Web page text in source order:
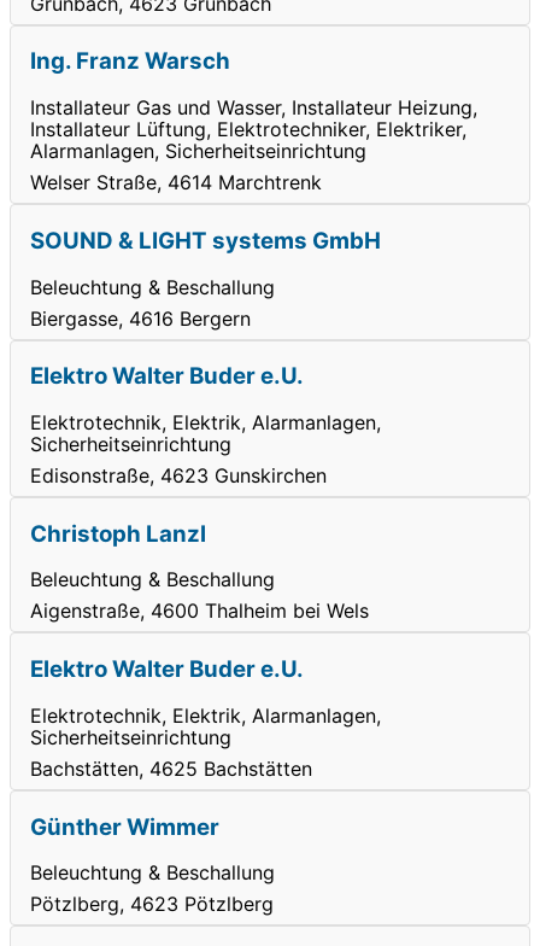
Ing. Franz Warsch
Installateur Gas und Wasser, Installateur Heizung,
Installateur Lüftung, Elektrotechniker, Elektriker,
Alarmanlagen, Sicherheitseinrichtung
Welser Straße, 4614 Marchtrenk
SOUND & LIGHT systems GmbH
Beleuchtung & Beschallung
Biergasse, 4616 Bergern
Elektro Walter Buder e.U.
Elektrotechnik, Elektrik, Alarmanlagen,
Sicherheitseinrichtung
Edisonstraße, 4623 Gunskirchen
Christoph Lanzl
Beleuchtung & Beschallung
Aigenstraße, 4600 Thalheim bei Wels
Elektro Walter Buder e.U.
Elektrotechnik, Elektrik, Alarmanlagen,
Sicherheitseinrichtung
Bachstätten, 4625 Bachstätten
Günther Wimmer
Beleuchtung & Beschallung
Pötzlberg, 4623 Pötzlberg